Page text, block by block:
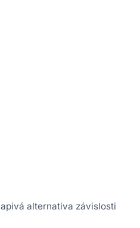
alternativa závislosti